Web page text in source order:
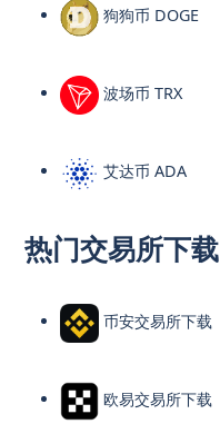
狗狗币 DOGE
波场币 TRX
艾达币 ADA
热门交易所下载
币安交易所下载
欧易交易所下载